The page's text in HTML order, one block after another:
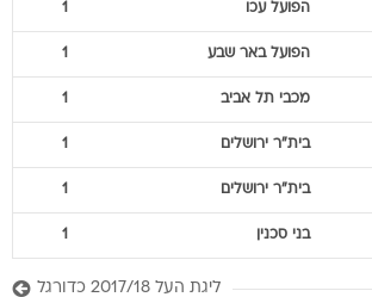
הפועל עכו 1
הפועל באר שבע 1
מכבי תל אביב 1
בית"ר ירושלים 1
בית"ר ירושלים 1
בני סכנין 1
ליגת העל 2017/18 כדורגל